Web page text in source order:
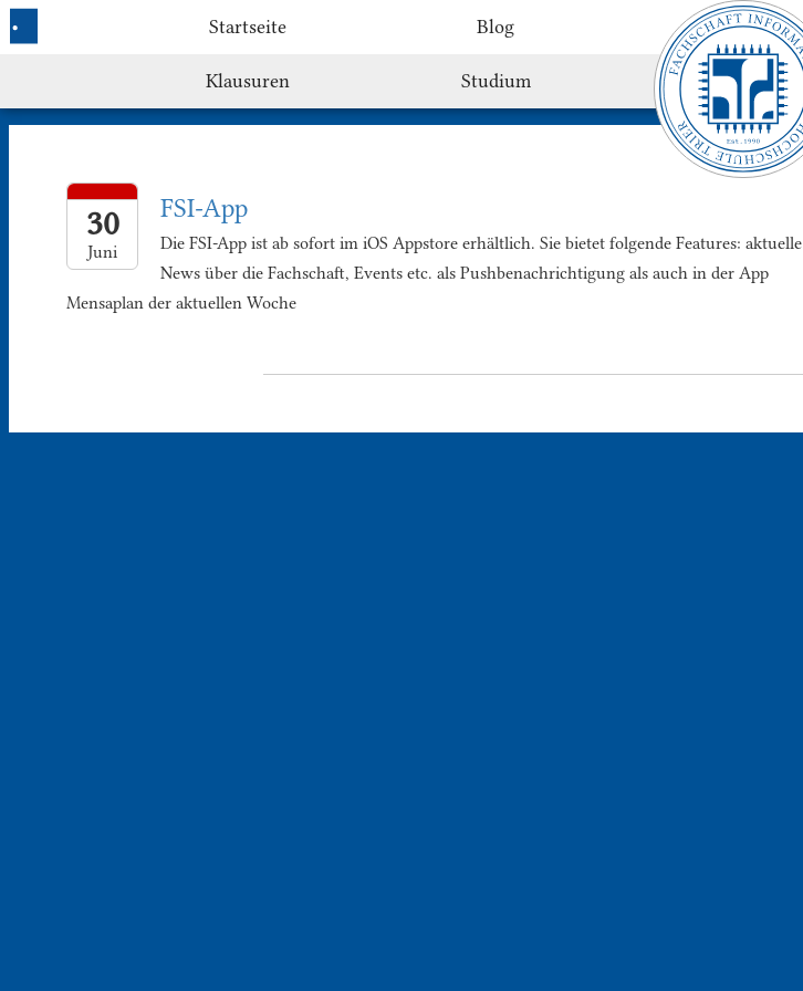
Startseite Blog
Klausuren Studium
30
Juni
FSI-App
Die FSI-App ist ab sofort im iOS Appstore erhältlich. Sie bietet folgende Features: aktuelle
News über die Fachschaft, Events etc. als Pushbenachrichtigung als auch in der App
Mensaplan der aktuellen Woche